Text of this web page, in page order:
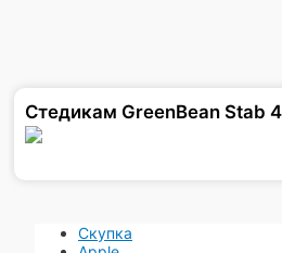
Стедикам GreenBean Stab 4
Скупка